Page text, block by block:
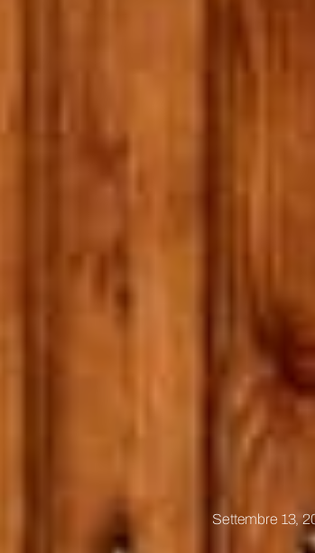
Settembre 13,